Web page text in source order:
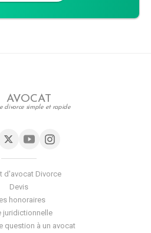
AVOCAT
divorce simple et rapide
d'avocat Divorce
Devis
honoraires
juridictionnelle
question à un avocat